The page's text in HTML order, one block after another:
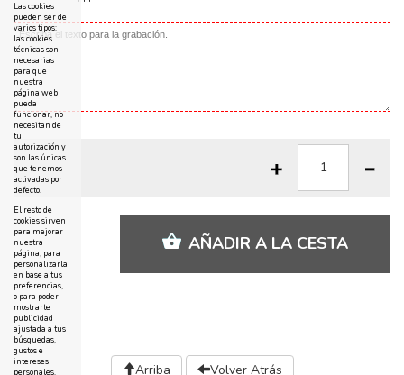
AÑADIR A LA CESTA
Arriba Volver Atrás
Las cookies
pueden ser de
varios tipos:
las cookies
técnicas son
necesarias
para que
nuestra
página web
pueda
funcionar, no
necesitan de
tu
autorización y
son las únicas
que tenemos
activadas por
defecto.
El resto de
cookies sirven
para mejorar
nuestra
página, para
personalizarla
en base a tus
preferencias,
o para poder
mostrarte
publicidad
ajustada a tus
búsquedas,
gustos e
intereses
personales.